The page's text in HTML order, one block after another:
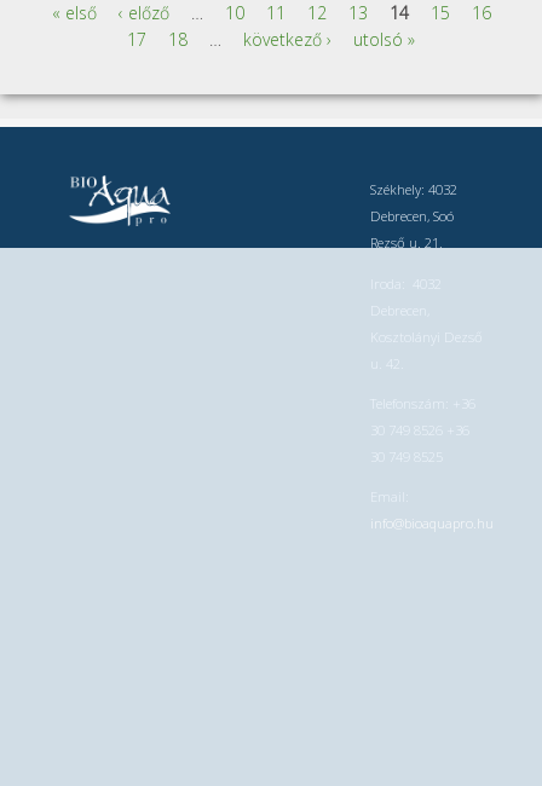
Oldalak
« első ‹ előző … 10 11 12 13 14 15
16
17
18 … következő › utolsó »
Székhely: 4032
Debrecen, Soó
Rezső u. 21.
Iroda: 4032
Kosztolányi Dezső
u. 42.
Telefonszám: +36
30 749 8526 +36
30 749 8525
Email:
info@bioaquapro.hu